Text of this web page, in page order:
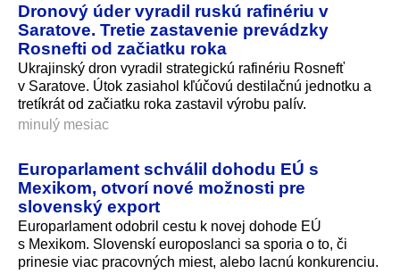
Dronový úder vyradil ruskú rafinériu v
Saratove. Tretie zastavenie prevádzky
Rosnefti od začiatku roka
Ukrajinský dron vyradil strategickú rafinériu Rosnefť
v Saratove. Útok zasiahol kľúčovú destilačnú jednotku a
tretíkrát od začiatku roka zastavil výrobu palív.
minulý mesiac
Europarlament schválil dohodu EÚ s
Mexikom, otvorí nové možnosti pre
slovenský export
Europarlament odobril cestu k novej dohode EÚ
s Mexikom. Slovenskí europoslanci sa sporia o to, či
prinesie viac pracovných miest, alebo lacnú konkurenciu.